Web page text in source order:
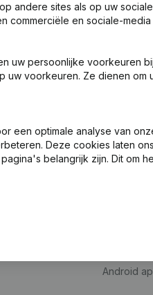
andere sites als op uw
commerciële en sociale-
uw persoonlijke voorkeuren
uw voorkeuren. Ze dienen
een optimale analyse van
Deze cookies laten
belangrijk zijn. Dit om
Android